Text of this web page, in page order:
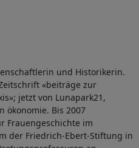
und Historikerin.
«beiträge zur
jetzt von Lunapark21,
ökonomie. Bis 2007
Frauengeschichte im
der Friedrich-Ebert-Stiftung in